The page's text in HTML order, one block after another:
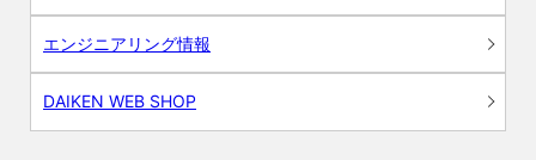
エンジニアリング情報
DAIKEN WEB SHOP